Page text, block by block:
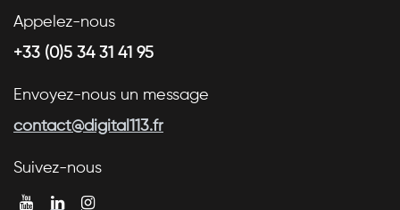
Appelez-nous
+33 (0)5 34 31 41 95
Envoyez-nous un message
contact@digital113.fr
Suivez-nous